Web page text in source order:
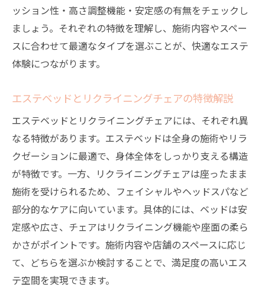
ッション性・高さ調整機能・安定感の有無をチェックし
ましょう。それぞれの特徴を理解し、施術内容やスペー
スに合わせて最適なタイプを選ぶことが、快適なエステ
体験につながります。
エステベッドとリクライニングチェアの特徴解説
エステベッドとリクライニングチェアには、それぞれ異
なる特徴があります。エステベッドは全身の施術やリラ
クゼーションに最適で、身体全体をしっかり支える構造
が特徴です。一方、リクライニングチェアは座ったまま
施術を受けられるため、フェイシャルやヘッドスパなど
部分的なケアに向いています。具体的には、ベッドは安
定感や広さ、チェアはリクライニング機能や座面の柔ら
かさがポイントです。施術内容や店舗のスペースに応じ
て、どちらを選ぶか検討することで、満足度の高いエス
テ空間を実現できます。